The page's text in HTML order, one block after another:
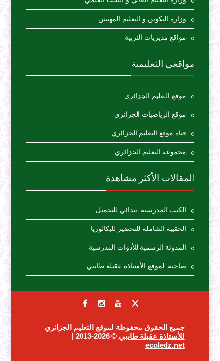
وزارة التكوين و التعليم المهنيين
مواقع مديريات التربية
مواقعي التعليمية
موقع التعليم الجزائري
موقع الرياضيات الجزائري
قناة موقع التعليم الجزائري
مجموعة التعليم الجزائري
المقالات الأكثر مشاهدة
الكتب المدرسية ابتدائي للتحميل
الحقيبة الشاملة للتحضير للبكالوريا
المدونة الرسمية للأدوات المدرسية
صاحبة الموقع الأستاذة عقيلة طايبي
جميع الحقوق محفوظة لموقع التعليم الجزائري
للأستاذة عقيلة طايبي © 2026-2013 |
ecoledz.net